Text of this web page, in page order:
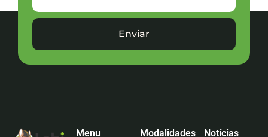
Enviar
Menu Modalidades
Notícias